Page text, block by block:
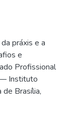
práxis e a
e
Profissional
— Instituto
de Brasília,